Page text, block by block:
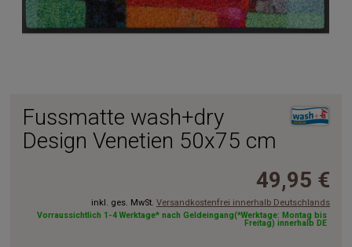
Fussmatte wash+dry
Design Venetien 50x75 cm
49,95 €
inkl. ges. MwSt. Versandkostenfrei innerhalb Deutschlands
Vorraussichtlich 1-4 Werktage* nach Geldeingang(*Werktage: Montag bis
Freitag) innerhalb DE